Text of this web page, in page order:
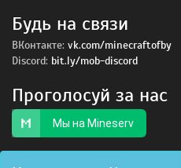
Будь на связи
ВКонтакте: vk.com/minecraftofby
Discord: bit.ly/mob-discord
Проголосуй за нас
Мы на Mineserv